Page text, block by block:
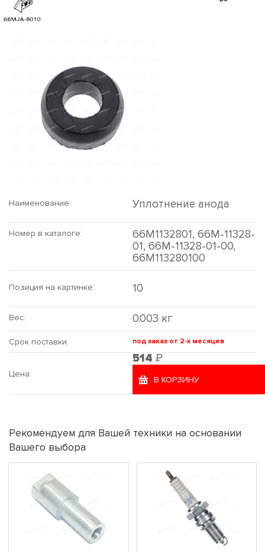
Наименование: Уплотнение анода
Номер в каталоге:
66M1132801, 66M-11328-
01, 66M-11328-01-00,
66M113280100
Позиция на картинке: 10
Вес: 0.003 кг
Срок поставки: под заказ от 2-х месяцев
Цена:
514 Р
В КОРЗИНУ
Рекомендуем для Вашей техники на основании
Вашего выбора